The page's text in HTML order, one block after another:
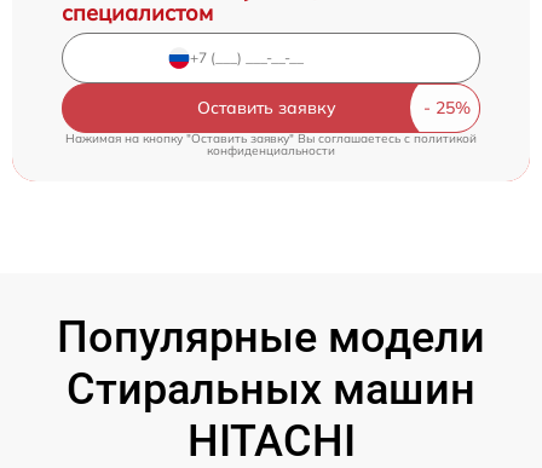
специалистом
Оставить заявку
Нажимая на кнопку "Оставить заявку" Вы соглашаетесь cполитикой
конфиденциальности
Популярные модели
Стиральных машин
HITACHI